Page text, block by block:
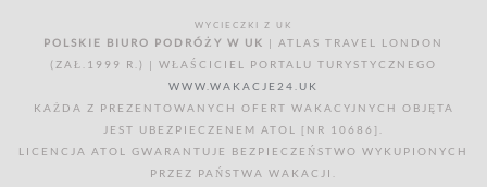
WYCIECZKI Z UK
POLSKIE BIURO PODRÓŻY W UK | ATLAS TRAVEL LONDON
(ZAŁ.1999 R.) | WŁAŚCICIEL PORTALU TURYSTYCZNEGO
WWW.WAKACJE24.UK
KAŻDA Z PREZENTOWANYCH OFERT WAKACYJNYCH OBJĘTA
JEST UBEZPIECZENEM ATOL [NR 10686].
LICENCJA ATOL GWARANTUJE BEZPIECZEŃSTWO WYKUPIONYCH
PRZEZ PAŃSTWA WAKACJI.